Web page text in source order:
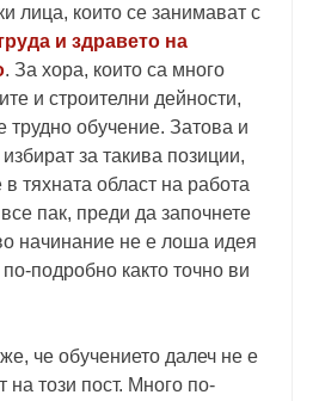
лица, които се занимават с
и здравето на
. За хора, които са много
и строителни дейности,
обучение. Затова и
за такива позиции,
в тяхната област на работа
пак, преди да започнете
начинание не е лоша идея
подробно както точно ви
че обучението далеч не е
на този пост. Много по-